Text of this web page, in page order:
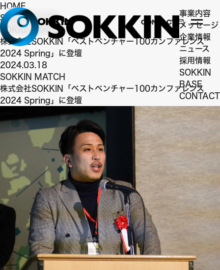
CONTACT
事業内容
メッセージ
企業情報
ニュース
採用情報
SOKKIN
BASE
CONTACT
HOME
SOKKIN BASE
SOKKIN MATCH
株式会社SOKKIN「ベストベンチャー100カンファレンス
2024 Spring」に登壇
2024.03.18
SOKKIN MATCH
株式会社SOKKIN「ベストベンチャー100カンファレンス
2024 Spring」に登壇